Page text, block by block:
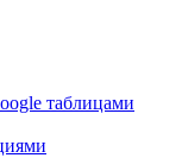
таблицами